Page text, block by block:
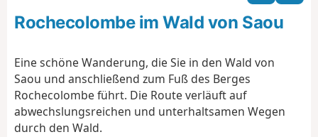
o
n
Rochecolombe im Wald von Saou
Eine schöne Wanderung, die Sie in den Wald von
Saou und anschließend zum Fuß des Berges
Rochecolombe führt. Die Route verläuft auf
abwechslungsreichen und unterhaltsamen Wegen
durch den Wald.